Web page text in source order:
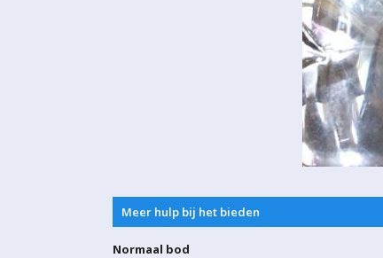
Meer hulp bij het bieden
Normaal bod